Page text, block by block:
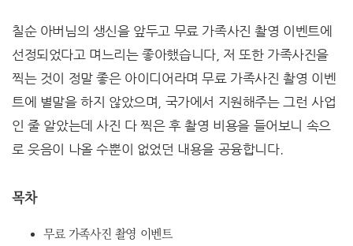
칠순 아버님의 생신을 앞두고 무료 가족사진 촬영 이벤트에
선정되었다고 며느리는 좋아했습니다, 저 또한 가족사진을
찍는 것이 정말 좋은 아이디어라며 무료 가족사진 촬영 이벤
트에 별말을 하지 않았으며, 국가에서 지원해주는 그런 사업
인 줄 알았는데 사진 다 찍은 후 촬영 비용을 들어보니 속으
로 웃음이 나올 수뿐이 없었던 내용을 공융합니다.
목차
무료 가족사진 촬영 이벤트